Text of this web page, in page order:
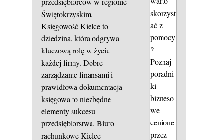
Świętokrzyskim.
Księgowość Kielce to
dziedzina, która odgrywa
kluczową rolę w życiu
każdej firmy. Dobre
zarządzanie finansami i
prawidłowa dokumentacja
księgowa to niezbędne
elementy sukcesu
przedsiębiorstwa. Biuro
rachunkowe Kielce
skorzyst
ać z
pomocy
?
Poznaj
poradni
ki
bizneso
we
cenione
przez